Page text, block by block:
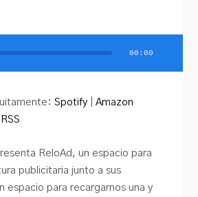
00:00
Spotify |Amazon
RSS
ReloAd, un espacio para
publicitaria junto a sus
espacio para recargarnos una y